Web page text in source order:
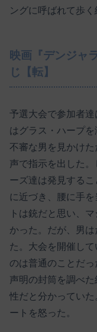
ングに呼ばれて歩く
映画『デンジャ
じ【転】
予選大会で参加者
はグラス・ハープ
不審な男を見かけ
声で指示を出した
ーズ達は発見する
に近づき、腰に手
トは銃だと思い、
かった。だが、男
た。大会を開催し
のは普通のことだ
声明の封筒を調べ
性だと分かってい
ートを怒った。